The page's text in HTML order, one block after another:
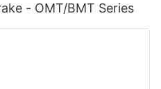
- OMT/BMT Series